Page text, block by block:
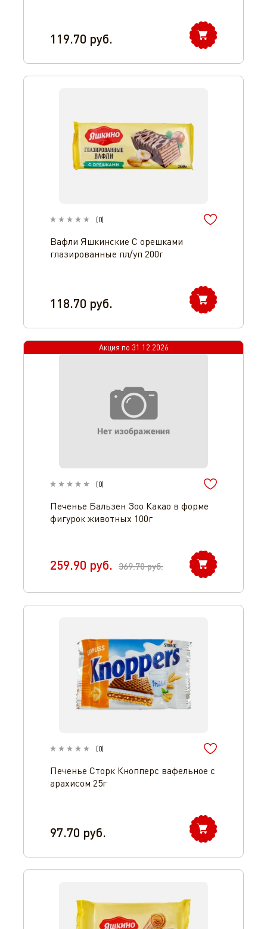
119.70 руб.
(0)
Вафли Яшкинские С орешками
глазированные пл/уп 200г
118.70 руб.
Акция по 31.12.2026
(0)
Печенье Бальзен Зоо Какао в форме
фигурок животных 100г
259.90 руб. 369.70руб.
(0)
Печенье Сторк Кнопперс вафельное с
арахисом 25г
97.70 руб.